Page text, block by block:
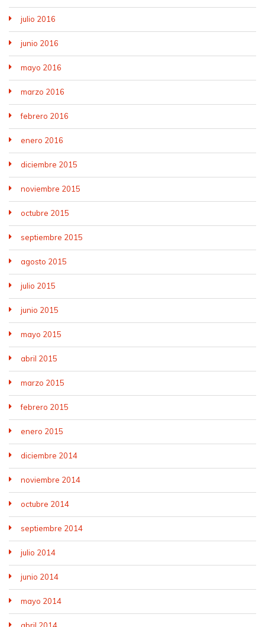
julio 2016
junio 2016
mayo 2016
marzo 2016
febrero 2016
enero 2016
diciembre 2015
noviembre 2015
octubre 2015
septiembre 2015
agosto 2015
julio 2015
junio 2015
mayo 2015
abril 2015
marzo 2015
febrero 2015
enero 2015
diciembre 2014
noviembre 2014
octubre 2014
septiembre 2014
julio 2014
junio 2014
mayo 2014